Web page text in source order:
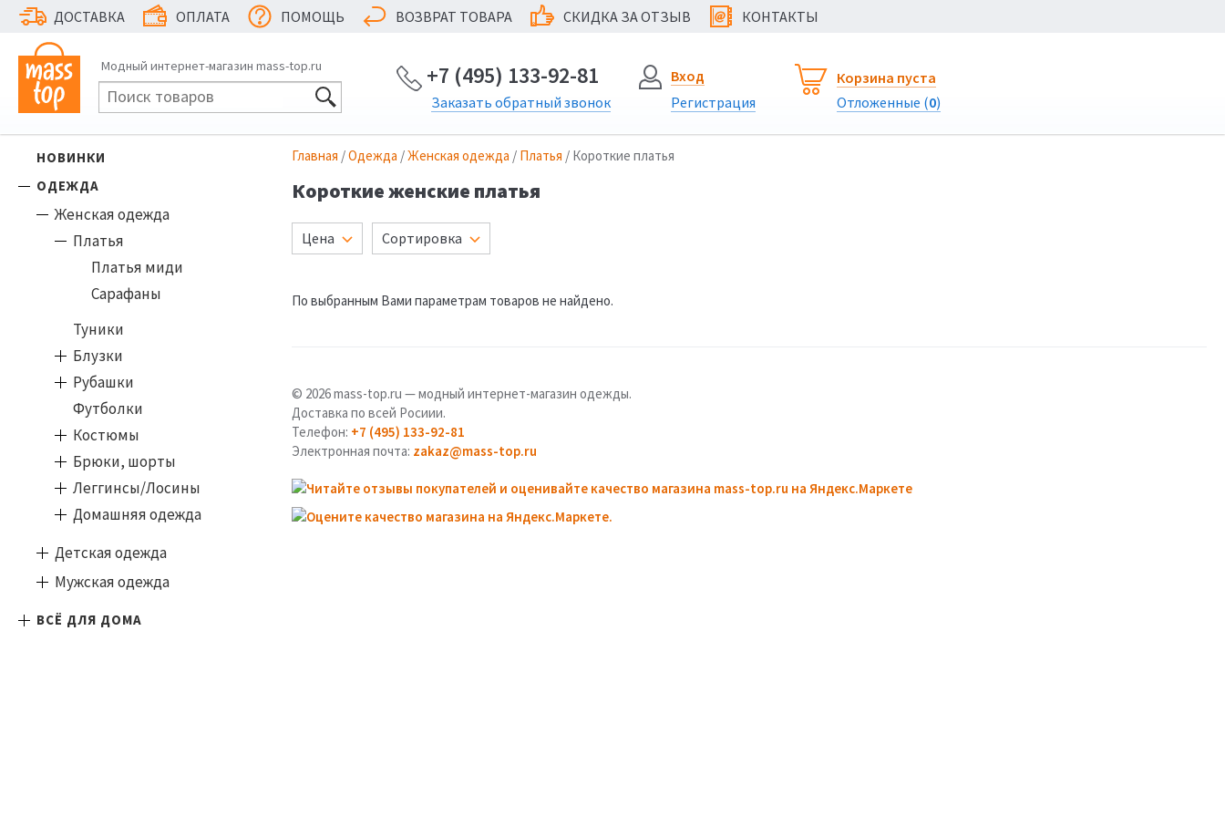
ДОСТАВКА ОПЛАТА ПОМОЩЬ ВОЗВРАТ ТОВАРА СКИДКА ЗА ОТЗЫВ @ КОНТАКТЫ
Модный интернет-магазин mass-top.ru +7 (495) 133-92-81
Заказать обратный звонок
Вход
Регистрация
Корзина пуста
Отложенные (0)
НОВИНКИ
ОДЕЖДА
Женская одежда
Платья
Платья миди
Сарафаны
Туники
Блузки
Рубашки
Футболки
Костюмы
Брюки, шорты
Леггинсы/Лосины
Домашняя одежда
Детская одежда
Мужская одежда
ВСЁ ДЛЯ ДОМА
Главная /Одежда /Женская одежда / Платья / Короткие платья
Короткие женские платья
Цена Сортировка
По выбранным Вами параметрам товаров не найдено.
© 2026 mass-top.ru — модный интернет-магазин одежды.
Доставка по всей Росиии.
Телефон: +7 (495) 133-92-81
Электронная почта: zakaz@mass-top.ru